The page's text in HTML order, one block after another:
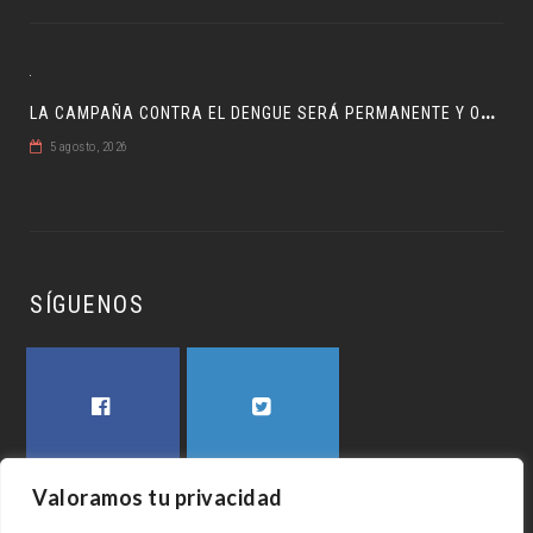
Valoramos tu privacidad
L
A CAMPAÑA CONTRA EL DENGUE SERÁ PERMANENTE Y ORDENADA
5 agosto, 2026
SÍGUENOS